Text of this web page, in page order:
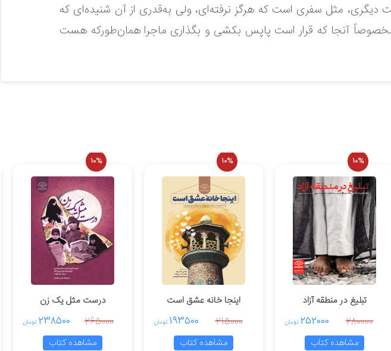
دیگری، مثل سفری است که هرگز نرفته‌ای، ولی به‌قدری از آن شنیده‌ای که
مخصوصاً آنجا که قرار است پاپس بکشی و بگذاری ماجرا همان‌طورکه هست
10%
تبلیغ در منطقه آزاد
252000 تومان 280000
مشاهده کتاب
10%
اینجا خانه عشق است
193500 تومان 215000
مشاهده کتاب
10%
درست مثل یک زن
238500 تومان 265000
مشاهده کتاب